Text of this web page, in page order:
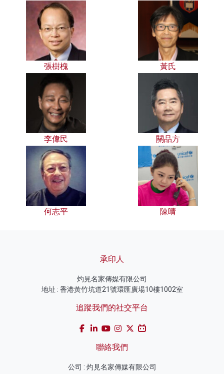
張樹槐 黃氏
李偉民 關品方
何志平 陳晴
承印人
灼見名家傳媒有限公司
地址 : 香港黃竹坑道21號環匯廣場10樓1002室
追蹤我們的社交平台
聯絡我們
公司 : 灼見名家傳媒有限公司